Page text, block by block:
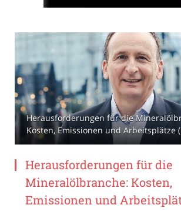
Herausforderungen für die
Kosten, Emissionen und Arbeitsplätze
Herausforderungen für die
Mineralölbranche: Kosten,
Emissionen und